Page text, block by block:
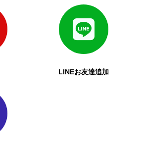
LINEお友達追加